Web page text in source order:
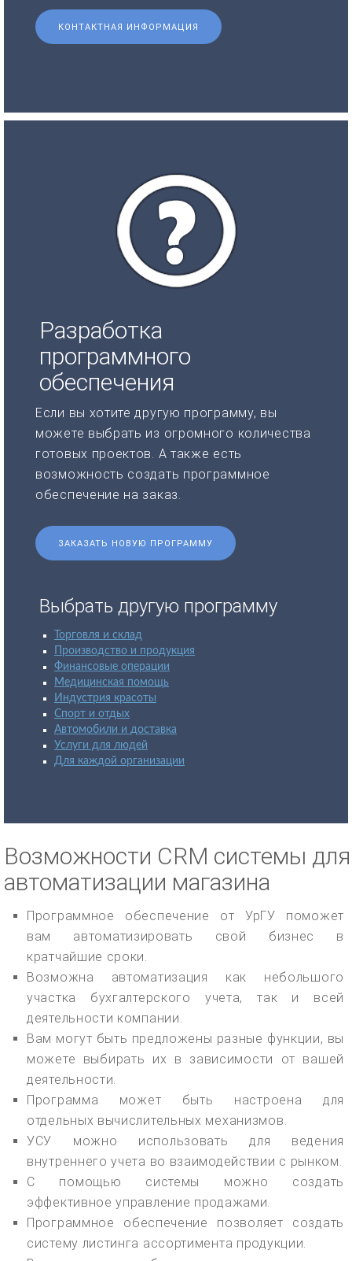
КОНТАКТНАЯ ИНФОРМАЦИЯ
Разработка
программного
обеспечения
Если вы хотите другую программу, вы
можете выбрать из огромного количества
готовых проектов. А также есть
возможность создать программное
обеспечение на заказ.
ЗАКАЗАТЬ НОВУЮ ПРОГРАММУ
Выбрать другую программу
Торговля и склад
Производство и продукция
Финансовые операции
Медицинская помощь
Индустрия красоты
Спорт и отдых
Автомобили и доставка
Услуги для людей
Для каждой организации
Возможности CRM системы для
автоматизации магазина
Программное обеспечение от УрГУ поможет
вам автоматизировать свой бизнес в
кратчайшие сроки.
Возможна автоматизация как небольшого
участка бухгалтерского учета, так и всей
деятельности компании.
Вам могут быть предложены разные функции, вы
можете выбирать их в зависимости от вашей
деятельности.
Программа может быть настроена для
отдельных вычислительных механизмов.
УСУ можно использовать для ведения
внутреннего учета во взаимодействии с рынком.
С помощью системы можно создать
эффективное управление продажами.
Программное обеспечение позволяет создать
систему листинга ассортимента продукции.